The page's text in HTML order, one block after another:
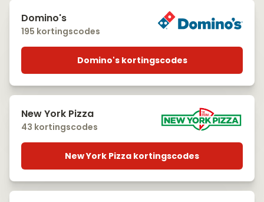
Domino's
195 kortingscodes
Domino's kortingscodes
New York Pizza
43 kortingscodes
New York Pizza kortingscodes